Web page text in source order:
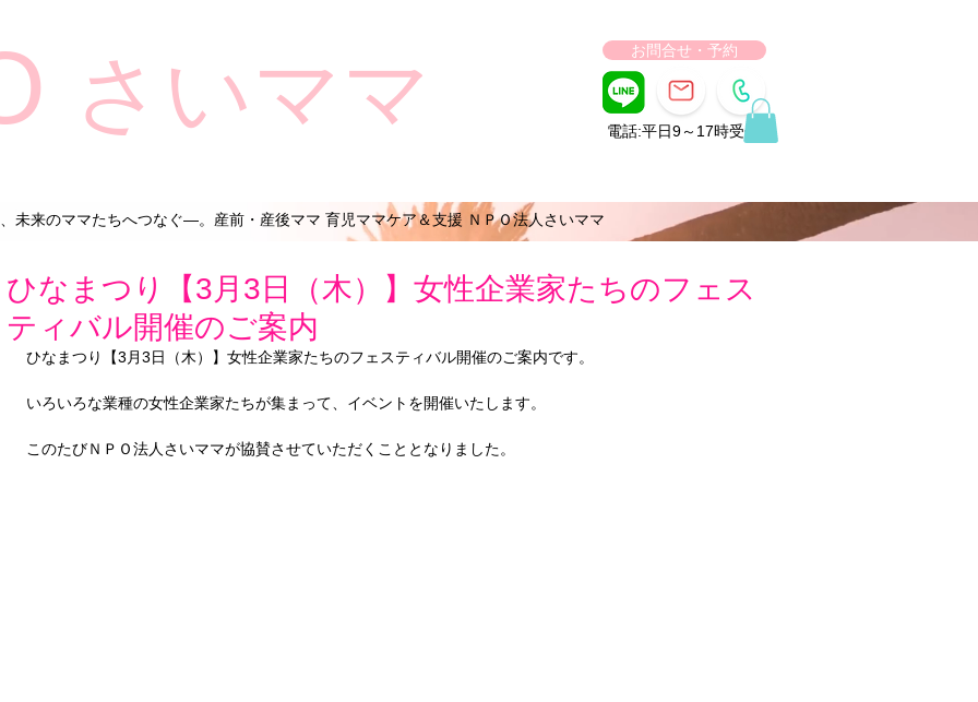
さいママ 電話:平日9～17時受付
お問合せ・予約
未来のママたちへつなぐ―。産前・産後ママ 育児ママケア＆支援 ＮＰＯ法人さいママ
ひなまつり【3月3日（木）】女性企業家たちのフェス
ティバル開催のご案内
ひなまつり【3月3日（木）】女性企業家たちのフェスティバル開催のご案内です。
いろいろな業種の女性企業家たちが集まって、イベントを開催いたします。
このたびＮＰＯ法人さいママが協賛させていただくこととなりました。